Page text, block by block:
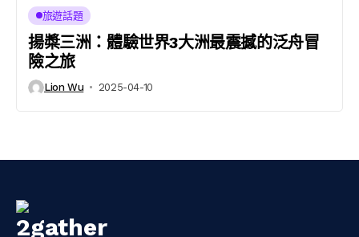
旅遊話題
揚槳三洲：體驗世界3大洲最震撼的泛舟冒
險之旅
Lion Wu 2025-04-10